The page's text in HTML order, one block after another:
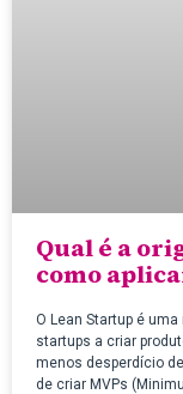
Qual é a
como
O Lean Startup é
startups a criar
menos desperdício
de criar MVPs